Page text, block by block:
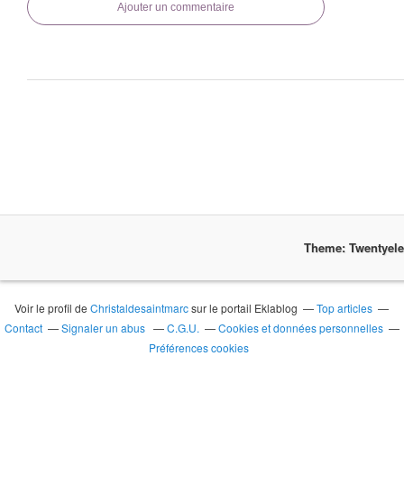
Ajouter un commentaire
Theme:
Voir le profil deChristaldesaintmarcsur le portail Eklablog
Top articles
Contact
Signaler un abus C.G.U.
Cookies et données personnelles
Préférences cookies